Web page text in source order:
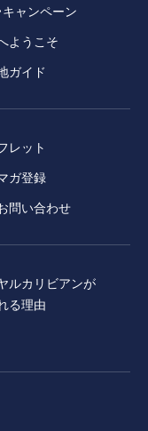
キャンペーン
ようこそ
ガイド
レット
ガ登録
問い合わせ
ルカリビアンが
る理由